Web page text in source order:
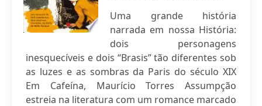
Uma grande história
narrada em nossa História:
dois personagens
inesquecíveis e dois “Brasis” tão diferentes sob
as luzes e as sombras da Paris do século XIX
Em Cafeína, Maurício Torres Assumpção
estreia na literatura com um romance marcado